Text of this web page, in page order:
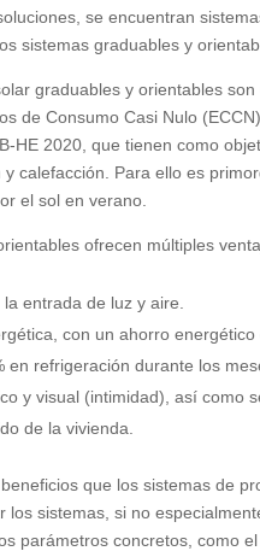
,se encuentran
sistemas graduables y
graduables y orientables
de Consumo Casi Nulo
HE 2020,que tienen como
calefacción
Para ello es
el sol en verano
ofrecen múltiples
entrada de luz y aire
,con un ahorro energético
en refrigeración durante los
y visual (intimidad),así como
de la vivienda
que los sistemas de
los sistemas ,si no
parámetros concretos ,como